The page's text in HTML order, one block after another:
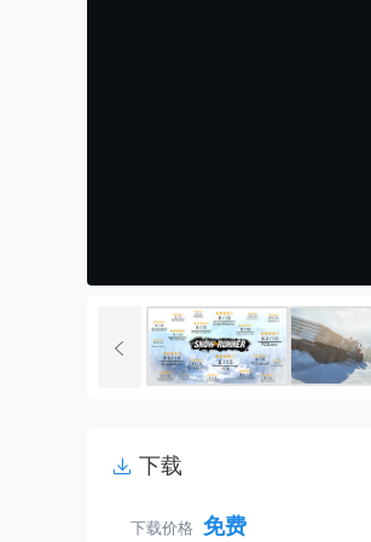
下载
下载价格 免费